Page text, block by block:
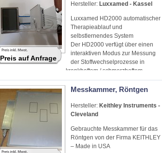
Hersteller: Luxxamed - Kassel
Luxxamed HD2000 automatischer
Therapieablauf und
selbstlernendes System
Der HD2000 verfügt über einen
interaktiven Modus zur Messung
der Stoffwechselprozesse in
krankhaftem / schmerzhaftem
Gewebe.
Preis auf Anfrage
Messkammer, Röntgen
Hersteller: Keithley Instruments -
Cleveland
Gebrauchte Messkammer für das
Röntgen von der Firma KEITHLEY
– Made in USA